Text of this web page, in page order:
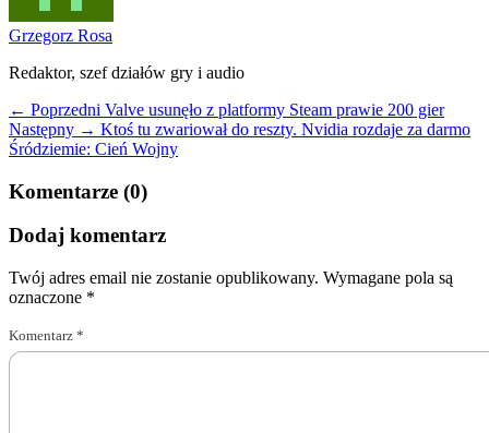
Grzegorz Rosa
Redaktor, szef działów gry i audio
← Poprzedni Valve usunęło z platformy Steam prawie 200 gier
Następny → Ktoś tu zwariował do reszty. Nvidia rozdaje za darmo
Śródziemie: Cień Wojny
Komentarze (0)
Dodaj komentarz
Twój adres email nie zostanie opublikowany. Wymagane pola są
oznaczone *
Komentarz *